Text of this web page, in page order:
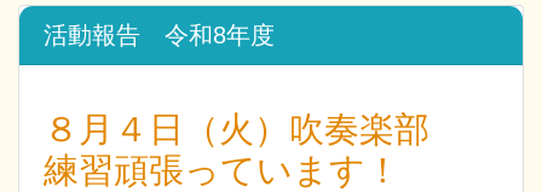
活動報告 令和8年度
８月４日（火）吹奏楽部
練習頑張っています！